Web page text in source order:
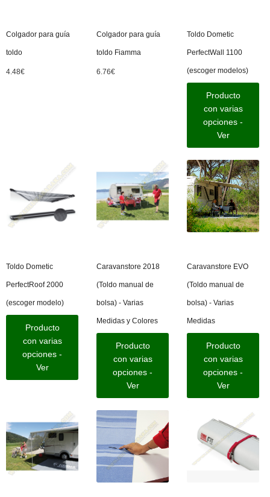
Colgador para guía
toldo
4.48€
Colgador para guía
toldo Fiamma
6.76€
Toldo Dometic
PerfectWall 1100
(escoger modelos)
Producto
con varias
opciones -
Ver
Toldo Dometic
PerfectRoof 2000
(escoger modelo)
Producto
con varias
opciones -
Ver
Caravanstore 2018
(Toldo manual de
bolsa) - Varias
Medidas y Colores
Producto
con varias
opciones -
Ver
Caravanstore EVO
(Toldo manual de
bolsa) - Varias
Medidas
Producto
con varias
opciones -
Ver